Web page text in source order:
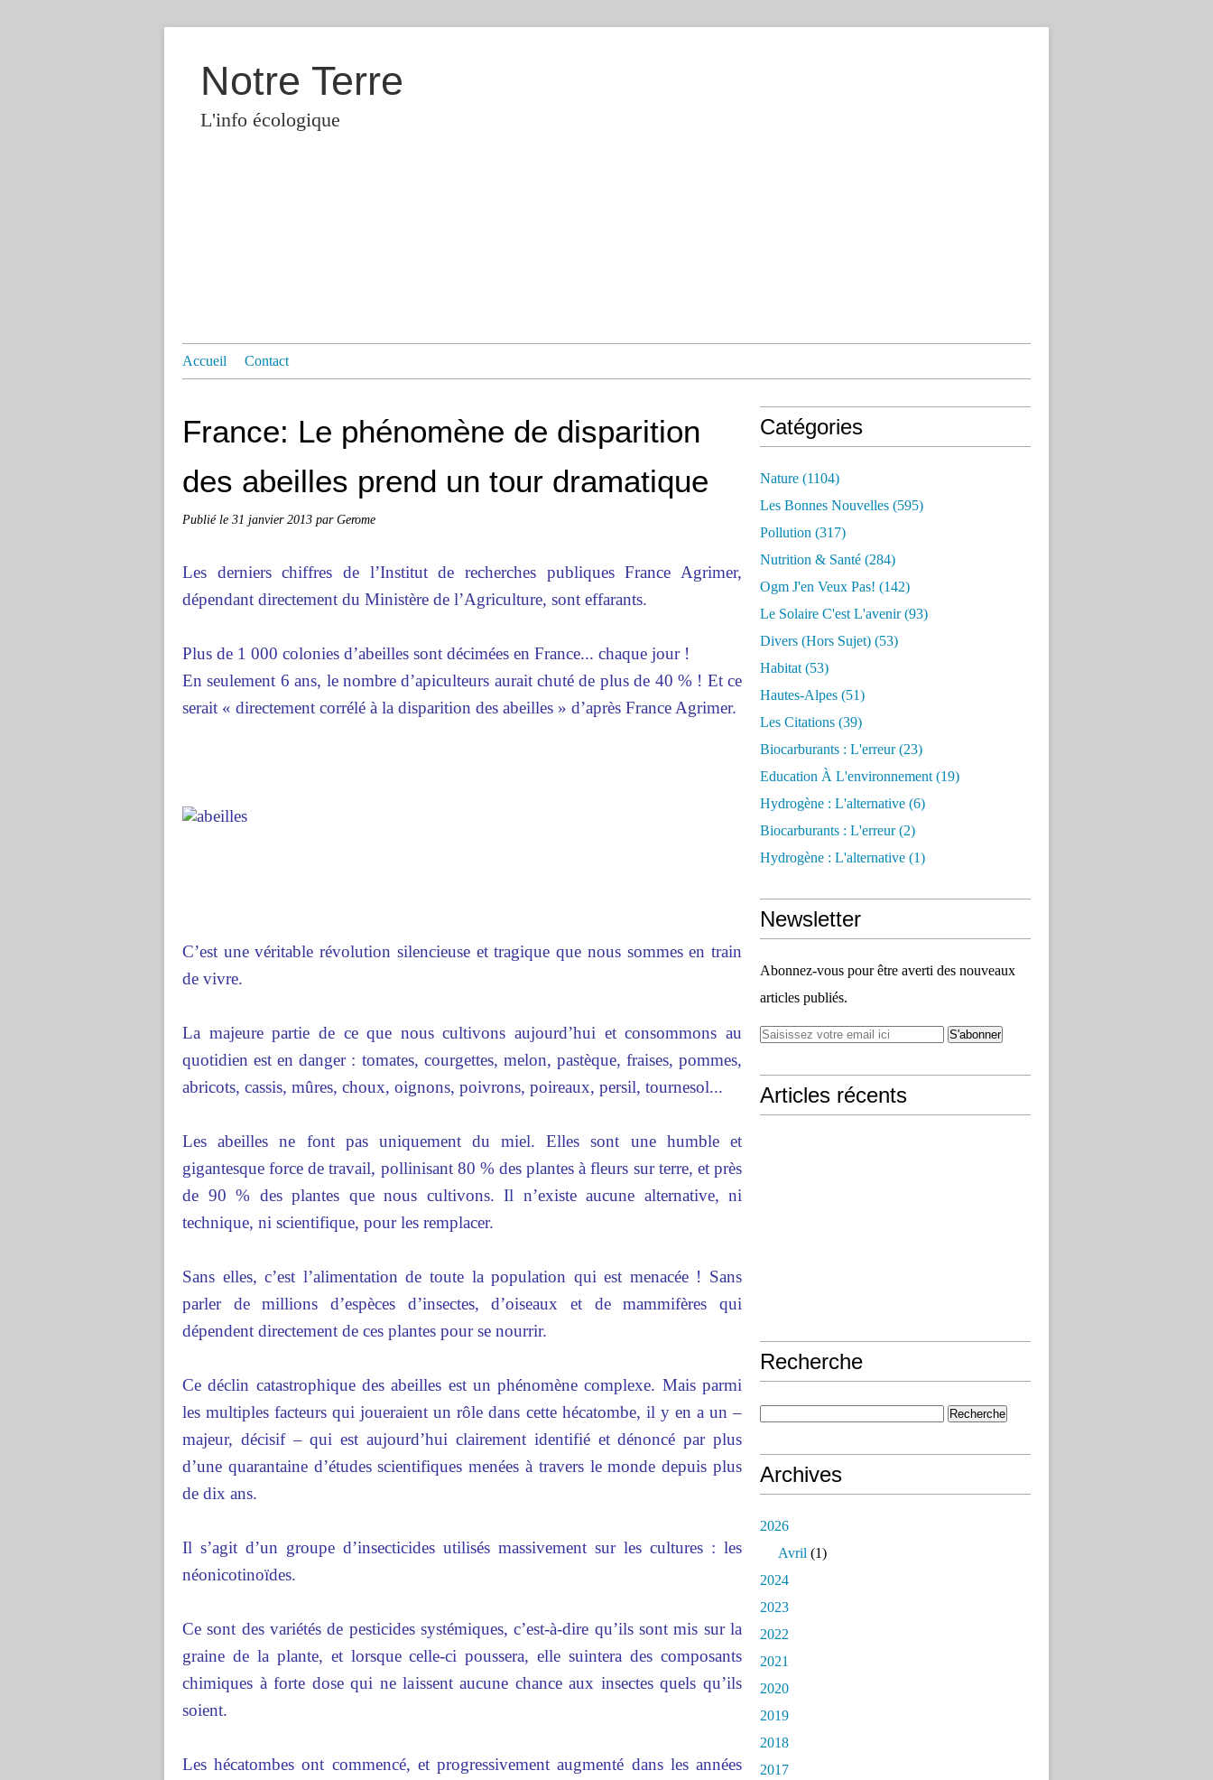
Notre Terre
L'info écologique
Accueil Contact
France: Le phénomène de disparition
des abeilles prend un tour dramatique
Publié le 31 janvier 2013 par Gerome
Les derniers chiffres de l’Institut de recherches publiques France Agrimer,
dépendant directement du Ministère de l’Agriculture, sont effarants.
Plus de 1 000 colonies d’abeilles sont décimées en France... chaque jour !
En seulement 6 ans, le nombre d’apiculteurs aurait chuté de plus de 40 % ! Et ce
serait « directement corrélé à la disparition des abeilles » d’après France Agrimer.
C’est une véritable révolution silencieuse et tragique que nous sommes en train
de vivre.
La majeure partie de ce que nous cultivons aujourd’hui et consommons au
quotidien est en danger : tomates, courgettes, melon, pastèque, fraises, pommes,
abricots, cassis, mûres, choux, oignons, poivrons, poireaux, persil, tournesol...
Les abeilles ne font pas uniquement du miel. Elles sont une humble et
gigantesque force de travail, pollinisant 80 % des plantes à fleurs sur terre, et près
de 90 % des plantes que nous cultivons. Il n’existe aucune alternative, ni
technique, ni scientifique, pour les remplacer.
Sans elles, c’est l’alimentation de toute la population qui est menacée ! Sans
parler de millions d’espèces d’insectes, d’oiseaux et de mammifères qui
dépendent directement de ces plantes pour se nourrir.
Ce déclin catastrophique des abeilles est un phénomène complexe. Mais parmi
les multiples facteurs qui joueraient un rôle dans cette hécatombe, il y en a un –
majeur, décisif – qui est aujourd’hui clairement identifié et dénoncé par plus
d’une quarantaine d’études scientifiques menées à travers le monde depuis plus
de dix ans.
Il s’agit d’un groupe d’insecticides utilisés massivement sur les cultures : les
néonicotinoïdes.
Ce sont des variétés de pesticides systémiques, c’est-à-dire qu’ils sont mis sur la
graine de la plante, et lorsque celle-ci poussera, elle suintera des composants
chimiques à forte dose qui ne laissent aucune chance aux insectes quels qu’ils
soient.
Les hécatombes ont commencé, et progressivement augmenté dans les années
Catégories
Nature (1104)
Les Bonnes Nouvelles (595)
Pollution (317)
Nutrition & Santé (284)
Ogm J'en Veux Pas! (142)
Le Solaire C'est L'avenir(93)
Divers (hors Sujet) (53)
Habitat (53)
Hautes-Alpes (51)
Les Citations (39)
Biocarburants : L'erreur(23)
Education À L'environnement (19)
Hydrogène : L'alternative (6)
Biocarburants : L'erreur(2)
Hydrogène : L'alternative (1)
Newsletter
Abonnez-vous pour être averti des nouveaux
articles publiés.
Articles récents
Recherche
Archives
2026
Avril (1)
2024
2023
2022
2021
2020
2019
2018
2017